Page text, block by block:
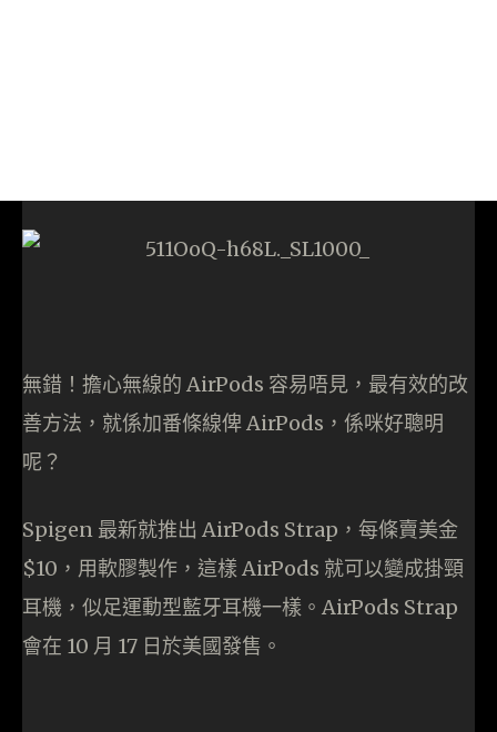
無錯！擔心無線的 AirPods 容易唔見，最有效的改
善方法，就係加番條線俾 AirPods，係咪好聰明
呢？
Spigen 最新就推出 AirPods Strap，每條賣美金
$10，用軟膠製作，這樣 AirPods 就可以變成掛頸
耳機，似足運動型藍牙耳機一樣。AirPods Strap
會在 10 月 17 日於美國發售。